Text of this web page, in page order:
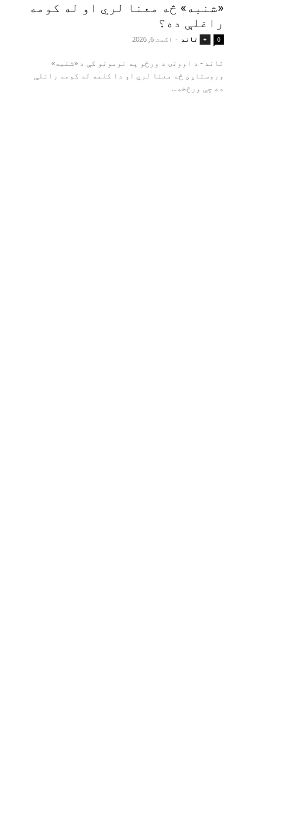
«شنبه» څه معنا لري او له کومه
راغلې ده؟
+ تاند - اګست 6, 2026 0
تاند - د اوونۍ د ورځو په نومونو کې د «شنبه»
وروستاړی څه معنا لري او دا کلمه له کومه راغلې
ده چې ورڅخه...